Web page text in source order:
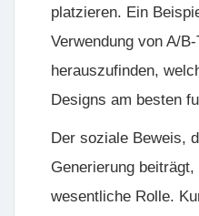
platzieren. Ein
Verwendung von A/
herauszufinden,
Designs am besten
Der soziale Beweis,
Generierung
wesentliche Rolle.